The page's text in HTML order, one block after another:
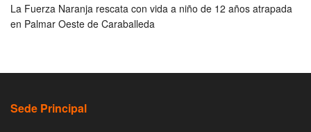
La Fuerza Naranja rescata con vida a niño de 12 años atrapada
en Palmar Oeste de Caraballeda
Sede Principal